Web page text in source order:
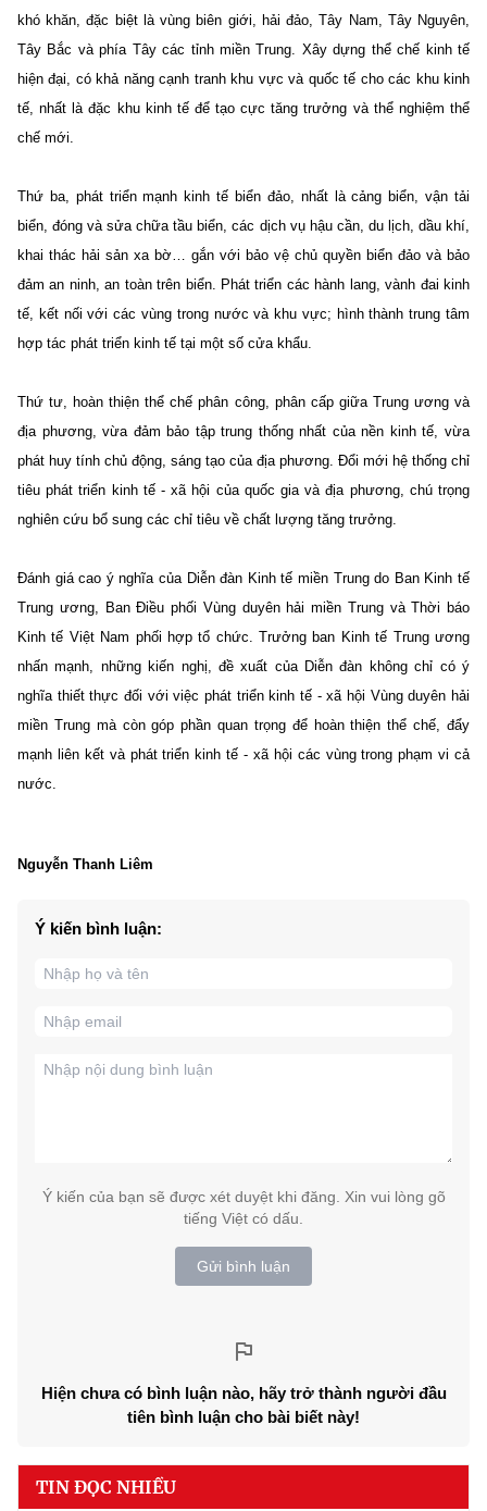
khó khăn, đặc biệt là vùng biên giới, hải đảo, Tây Nam, Tây Nguyên,
Tây Bắc và phía Tây các tỉnh miền Trung. Xây dựng thể chế kinh tế
hiện đại, có khả năng cạnh tranh khu vực và quốc tế cho các khu kinh
tế, nhất là đặc khu kinh tế để tạo cực tăng trưởng và thể nghiệm thể
chế mới.
Thứ ba, phát triển mạnh kinh tế biển đảo, nhất là cảng biển, vận tải
biển, đóng và sửa chữa tầu biển, các dịch vụ hậu cần, du lịch, dầu khí,
khai thác hải sản xa bờ… gắn với bảo vệ chủ quyền biển đảo và bảo
đảm an ninh, an toàn trên biển. Phát triển các hành lang, vành đai kinh
tế, kết nối với các vùng trong nước và khu vực; hình thành trung tâm
hợp tác phát triển kinh tế tại một số cửa khẩu.
Thứ tư, hoàn thiện thể chế phân công, phân cấp giữa Trung ương và
địa phương, vừa đảm bảo tập trung thống nhất của nền kinh tế, vừa
phát huy tính chủ động, sáng tạo của địa phương. Đổi mới hệ thống chỉ
tiêu phát triển kinh tế - xã hội của quốc gia và địa phương, chú trọng
nghiên cứu bổ sung các chỉ tiêu về chất lượng tăng trưởng.
Đánh giá cao ý nghĩa của Diễn đàn Kinh tế miền Trung do Ban Kinh tế
Trung ương, Ban Điều phối Vùng duyên hải miền Trung và Thời báo
Kinh tế Việt Nam phối hợp tổ chức. Trưởng ban Kinh tế Trung ương
nhấn mạnh, những kiến nghị, đề xuất của Diễn đàn không chỉ có ý
nghĩa thiết thực đối với việc phát triển kinh tế - xã hội Vùng duyên hải
miền Trung mà còn góp phần quan trọng để hoàn thiện thể chế, đẩy
mạnh liên kết và phát triển kinh tế - xã hội các vùng trong phạm vi cả
nước.
Nguyễn Thanh Liêm
Ý kiến bình luận:
Ý kiến của bạn sẽ được xét duyệt khi đăng. Xin vui lòng gõ
tiếng Việt có dấu.
Gửi bình luận
Hiện chưa có bình luận nào, hãy trở thành người đầu
tiên bình luận cho bài biết này!
TIN ĐỌC NHIỀU